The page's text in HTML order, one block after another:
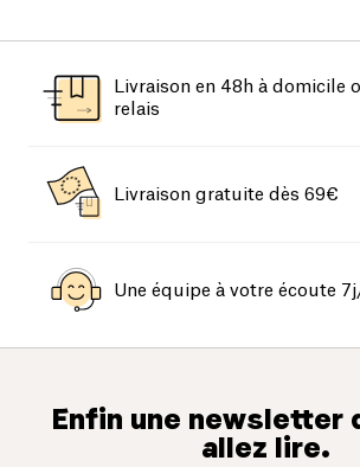
Livraison en 48h à domicile
relais
Livraison gratuite dès 69€
Une équipe à votre écoute
Enfin une newsletter
allez lire.